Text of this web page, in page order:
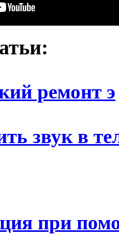
ремонт э
звук в
при